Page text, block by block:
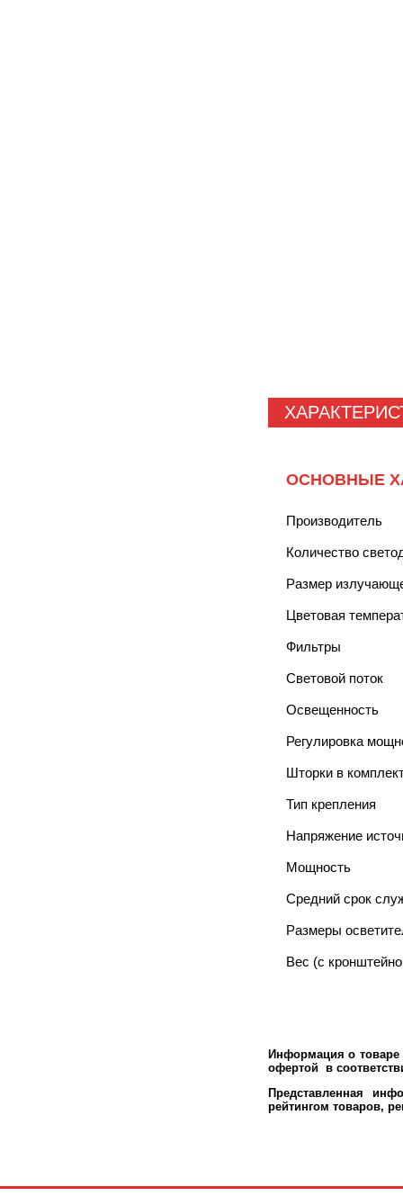
ОСНОВНЫЕ
Производитель
Количество
Размер
Цветовая
Фильтры
Световой поток
Освещенность
Регулировка
Шторки в
Тип крепления
Напряжение
Мощность
Средний срок
Размеры
Вес (с
Информация о товаре
офертой в
Представленная
рейтингом товаров,